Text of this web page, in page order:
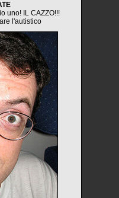
uno! IL CAZZO!!!
l'autistico